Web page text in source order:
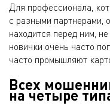
Для профессионала,
с разными партнерами,
находится перед ним,
новички очень часто
часто промышляют
Всех
на четыре